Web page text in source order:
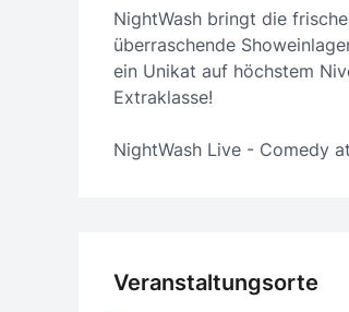
NightWash bringt die
überraschende
ein Unikat auf höchstem
Extraklasse!
NightWash Live - Comedy
Veranstaltungsorte